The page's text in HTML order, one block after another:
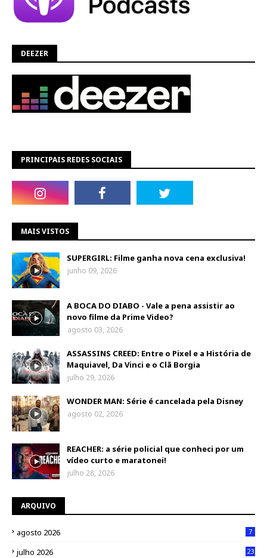
DEEZER
PRINCIPAIS REDES SOCIAIS
MAIS VISTOS
SUPERGIRL: Filme ganha nova cena exclusiva!
junho 09, 2026
A BOCA DO DIABO - Vale a pena assistir ao
novo filme da Prime Video?
agosto 03, 2026
ASSASSINS CREED: Entre o Pixel e a História de
Maquiavel, Da Vinci e o Clã Borgia
julho 29, 2026
WONDER MAN: Série é cancelada pela Disney
agosto 02, 2026
REACHER: a série policial que conheci por um
vídeo curto e maratonei!
julho 28, 2026
ARQUIVO
agosto 2026 7
julho 2026 23